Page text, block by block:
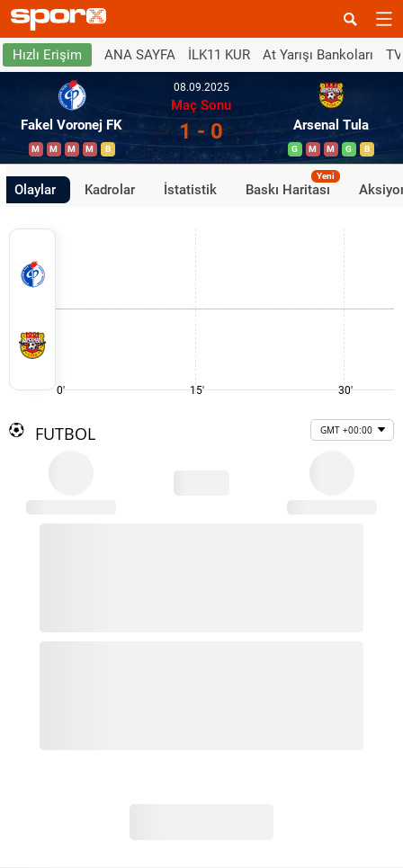
Hızlı Erişim ANA SAYFA İLK11 KUR At Yarışı Bankoları
Fakel Voronej FK
M M M M B
08.09.2025
Maç Sonu
1 - 0 Arsenal Tula
G M M G B
Olaylar Kadrolar İstatistik Baskı Haritası
Yeni
0' 15' 30'
FUTBOL GMT +00:00